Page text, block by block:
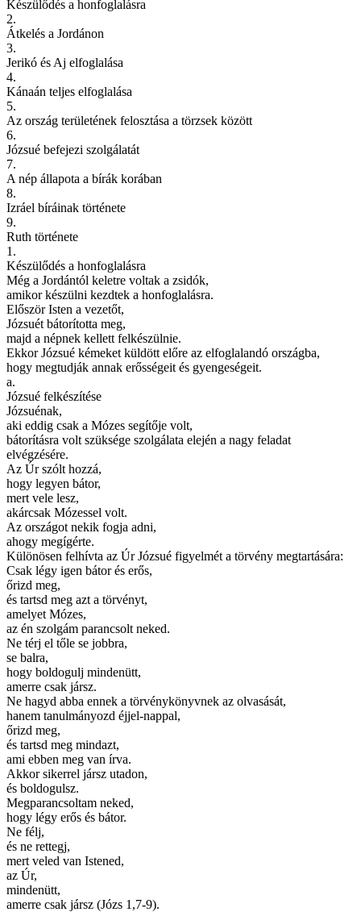
Készülődés a honfoglalásra
2.
Átkelés a Jordánon
3.
Jerikó és Aj elfoglalása
4.
Kánaán teljes elfoglalása
5.
Az ország területének felosztása a törzsek között
6.
Józsué befejezi szolgálatát
7.
A nép állapota a bírák korában
8.
Izráel bíráinak története
9.
Ruth története
1.
Készülődés a honfoglalásra
Még a Jordántól keletre voltak a zsidók,
amikor készülni kezdtek a honfoglalásra.
Először Isten a vezetőt,
Józsuét bátorította meg,
majd a népnek kellett felkészülnie.
Ekkor Józsué kémeket küldött előre az elfoglalandó országba,
hogy megtudják annak erősségeit és gyengeségeit.
a.
Józsué felkészítése
Józsuénak,
aki eddig csak a Mózes segítője volt,
bátorításra volt szüksége szolgálata elején a nagy feladat
elvégzésére.
Az Úr szólt hozzá,
hogy legyen bátor,
mert vele lesz,
akárcsak Mózessel volt.
Az országot nekik fogja adni,
ahogy megígérte.
Különösen felhívta az Úr Józsué figyelmét a törvény megtartására:
Csak légy igen bátor és erős,
őrizd meg,
és tartsd meg azt a törvényt,
amelyet Mózes,
az én szolgám parancsolt neked.
Ne térj el tőle se jobbra,
se balra,
hogy boldogulj mindenütt,
amerre csak jársz.
Ne hagyd abba ennek a törvénykönyvnek az olvasását,
hanem tanulmányozd éjjel-nappal,
őrizd meg,
és tartsd meg mindazt,
ami ebben meg van írva.
Akkor sikerrel jársz utadon,
és boldogulsz.
Megparancsoltam neked,
hogy légy erős és bátor.
Ne félj,
és ne rettegj,
mert veled van Istened,
az Úr,
mindenütt,
amerre csak jársz (Józs 1,7-9).